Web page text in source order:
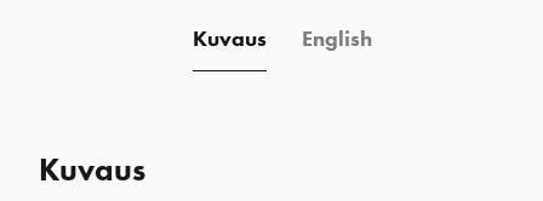
Kuvaus English
Kuvaus